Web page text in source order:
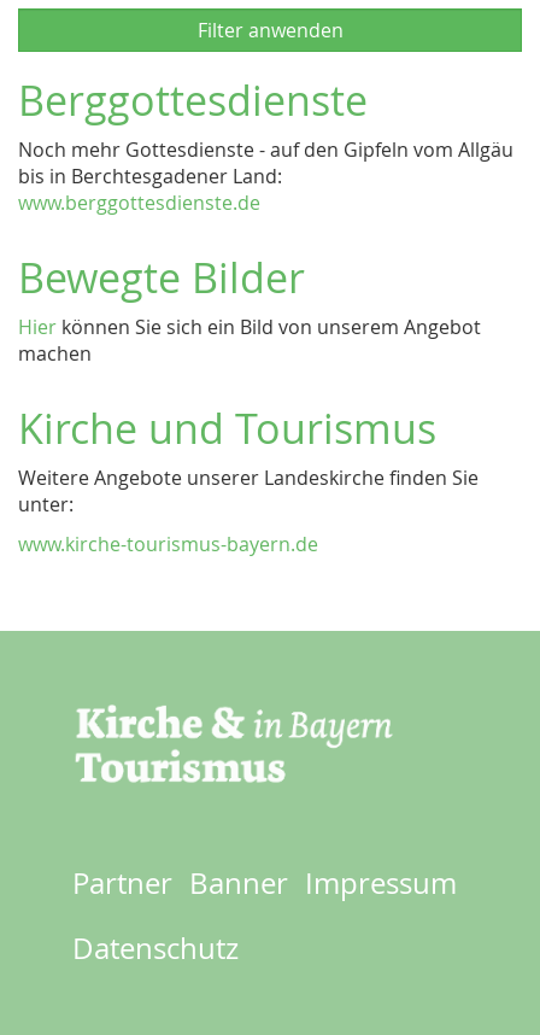
Berggottesdienste
Noch mehr Gottesdienste - auf den Gipfeln vom Allgäu
bis in Berchtesgadener Land:
www.berggottesdienste.de
Bewegte Bilder
Hier können Sie sich ein Bild von unserem Angebot
machen
Kirche und Tourismus
Weitere Angebote unserer Landeskirche finden Sie
unter:
www.kirche-tourismus-bayern.de
Footer
menu
Partner Banner Impressum
Datenschutz